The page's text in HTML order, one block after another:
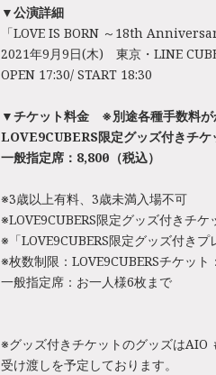
▼公演詳細
「LOVE IS BORN ～18th
2021年9月9日(木) 東京・LINE
OPEN 17:30/ START 18:30
▼チケット料金 ※別途各種手数料が
LOVE9CUBERS限定グッズ付きチケ
一般指定席：8,800円（税込）
※3歳以上有料、3歳未満入場不可
※LOVE9CUBERS限定グッズ付きチケ
※「LOVE9CUBERS限定グッズ付き
※枚数制限：LOVE9CUBERSチケッ
一般指定席：お一人様6枚まで
※グッズ付きチケットのグッズはAIO
受け渡しを予定しております。